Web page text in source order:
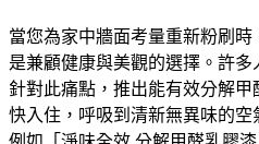
當您為家中牆面考量重新粉刷時
是兼顧健康與美觀的選擇。許
針對此痛點，推出能有效分解
快入住，呼吸到清新無異味的空